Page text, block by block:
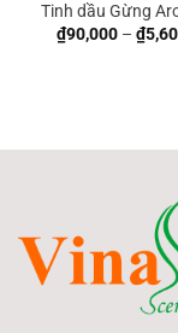
Tinh dầu Gừng
₫90,000– ₫